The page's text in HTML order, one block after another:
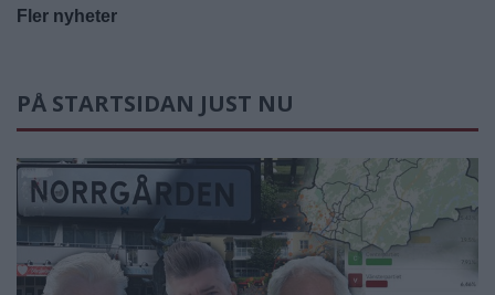
Fler nyheter
PÅ STARTSIDAN JUST NU